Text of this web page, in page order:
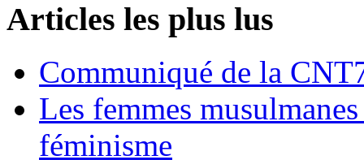
Articles les plus lus
Communiqué de la
Les femmes
féminisme